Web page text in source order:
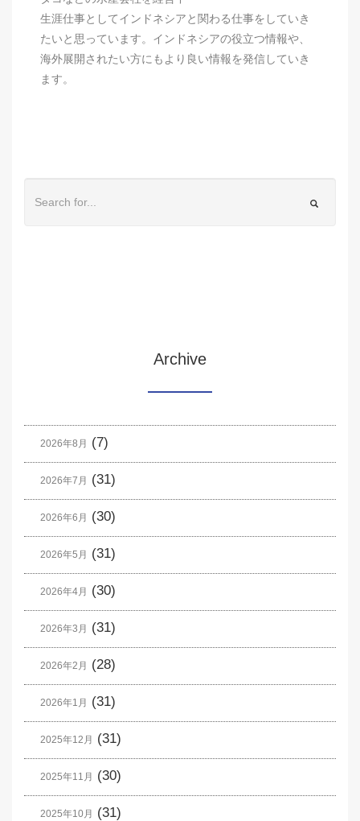
生涯仕事としてインドネシアと関わる仕事をしていき
たいと思っています。インドネシアの役立つ情報や、
海外展開されたい方にもより良い情報を発信していき
ます。
Archive
2026年8月 (7)
2026年7月 (31)
2026年6月 (30)
2026年5月 (31)
2026年4月 (30)
2026年3月 (31)
2026年2月 (28)
2026年1月 (31)
2025年12月 (31)
2025年11月 (30)
2025年10月 (31)